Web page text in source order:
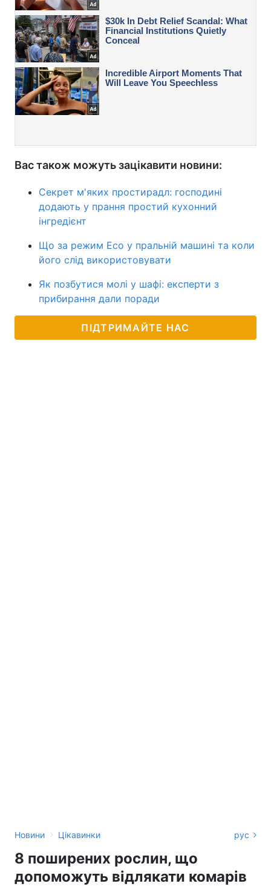
Вас також можуть зацікавити новини:
Секрет м'яких простирадл: господині
додають у прання простий кухонний
інгредієнт
Що за режим Eco у пральній машині та коли
його слід використовувати
Як позбутися молі у шафі: експерти з
прибирання дали поради
ПІДТРИМАЙТЕ НАС
Новини › Цікавинки рус
8 поширених рослин, що
допоможуть відлякати комарів